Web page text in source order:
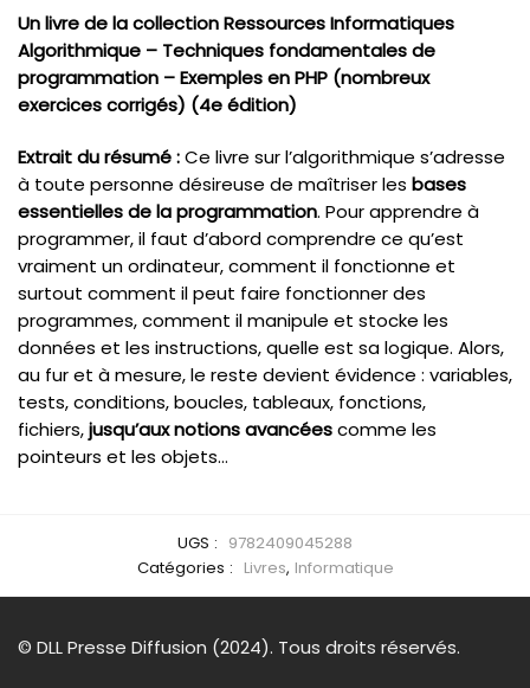
Un livre de la collection Ressources Informatiques
Algorithmique – Techniques fondamentales de
programmation – Exemples en PHP (nombreux
exercices corrigés) (4e édition)
Extrait du résumé :Ce livre sur l’algorithmique s’adresse
à toute personne désireuse de maîtriser les bases
essentielles de la programmation. Pour apprendre à
programmer, il faut d’abord comprendre ce qu’est
vraiment un ordinateur, comment il fonctionne et
surtout comment il peut faire fonctionner des
programmes, comment il manipule et stocke les
données et les instructions, quelle est sa logique. Alors,
au fur et à mesure, le reste devient évidence : variables,
tests, conditions, boucles, tableaux, fonctions,
fichiers,jusqu’aux notions avancéescomme les
pointeurs et les objets…
UGS : 9782409045288
Catégories : Livres, Informatique
© DLL Presse Diffusion (2024). Tous droits réservés.